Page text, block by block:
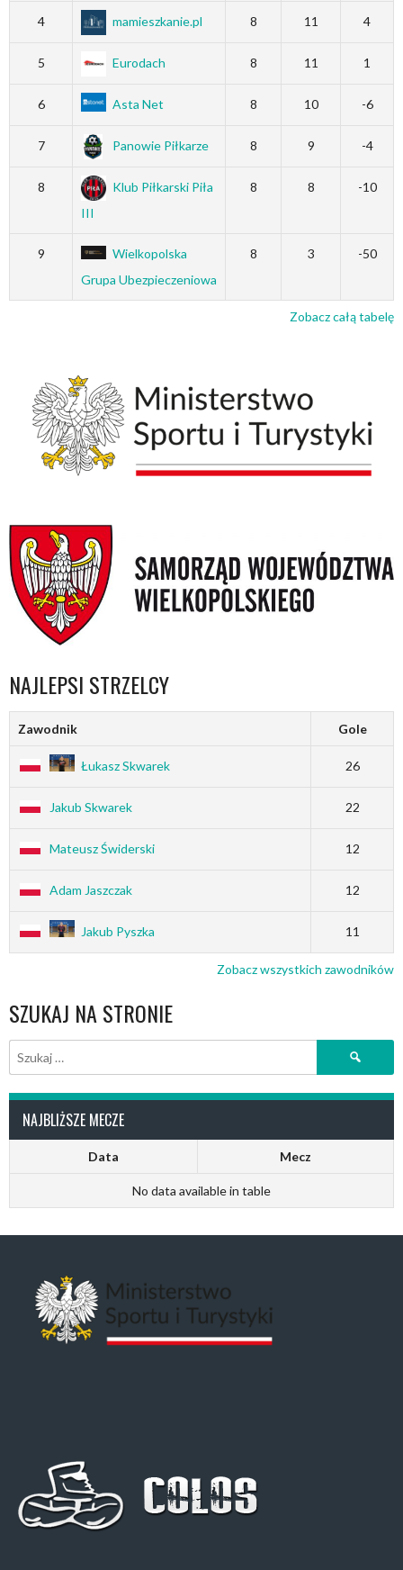
4 mamieszkanie.pl 8 11 4
5 Eurodach 8 11 1
6 Asta Net 8 10 -6
7 Panowie Piłkarze 8 9 -4
8
Klub Piłkarski Piła
III
8 8 -10
9
Wielkopolska
Grupa Ubezpieczeniowa
8 3 -50
Zobacz całą tabelę
NAJLEPSI STRZELCY
Zawodnik Gole
Łukasz Skwarek 26
Jakub Skwarek 22
Mateusz Świderski 12
Adam Jaszczak 12
Jakub Pyszka 11
Zobacz wszystkich zawodników
SZUKAJ NA STRONIE
Szukaj:
NAJBLIŻSZE MECZE
Data Mecz
No data available in table